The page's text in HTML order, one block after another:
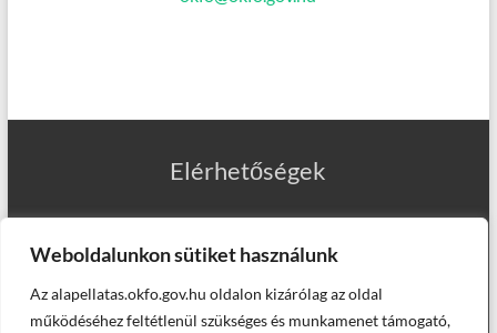
Weboldalunkon sütiket használunk
Az alapellatas.okfo.gov.hu oldalon kizárólag az oldal
működéséhez feltétlenül szükséges és munkamenet támogató,
Elérhetőségek
Munkatársaink